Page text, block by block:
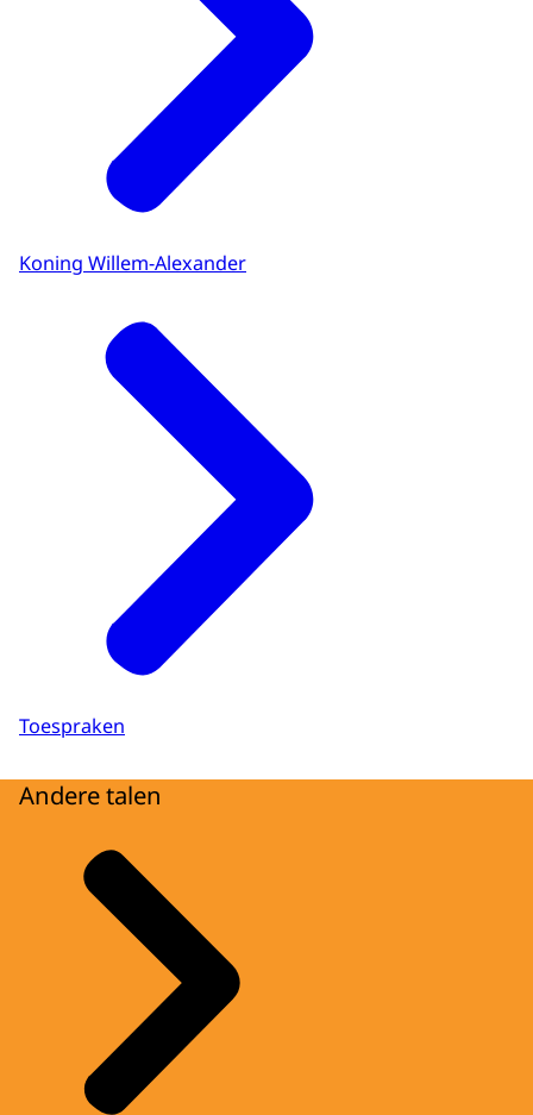
Koning Willem-Alexander
Toespraken
Andere talen